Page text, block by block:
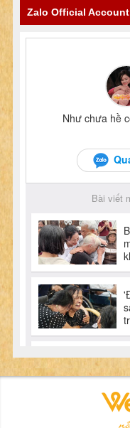
Zalo Official Account